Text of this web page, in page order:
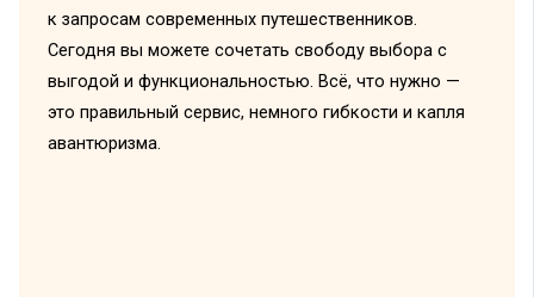
к запросам современных путешественников.
Сегодня вы можете сочетать свободу выбора с
выгодой и функциональностью. Всё, что нужно —
это правильный сервис, немного гибкости и капля
авантюризма.